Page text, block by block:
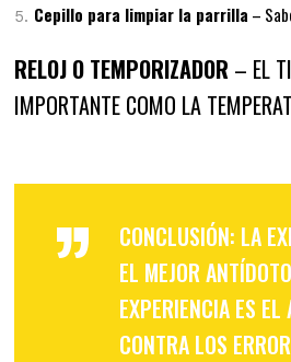
Cepillo para limpiar la parrilla –
RELOJ O TEMPORIZADOR – EL
IMPORTANTE COMO LA
”
CONCLUSIÓN: LA
EL MEJOR
EXPERIENCIA ES EL
CONTRA LOS